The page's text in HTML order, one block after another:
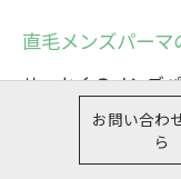
直毛メンズパー
せっかくのメンズ
味がありません。
めるためには、い
お問い合わ
ら